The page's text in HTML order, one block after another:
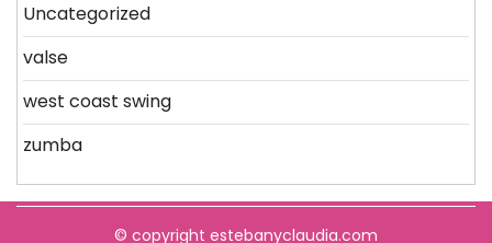
Uncategorized
valse
west coast swing
zumba
© copyright estebanyclaudia.com